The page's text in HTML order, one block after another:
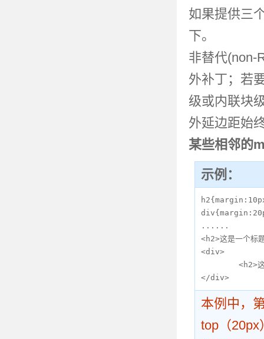
如果提供三
下。
非替代(non-
外补丁；若
级或内联块
外延边距始
某些相邻的
示例：
......
<h2>这是一个标
<div>
</div>
本例中，
top（20px